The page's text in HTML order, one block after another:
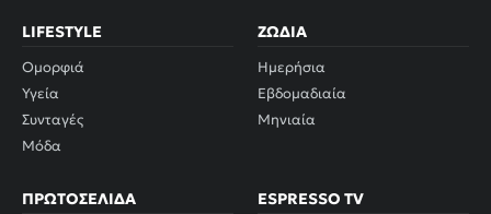
LIFESTYLE
Ομορφιά
Υγεία
Συνταγές
Μόδα
ΖΏΔΙΑ
Ημερήσια
Εβδομαδιαία
Μηνιαία
ΠΡΩΤΟΣΈΛΙΔΑ ESPRESSO TV